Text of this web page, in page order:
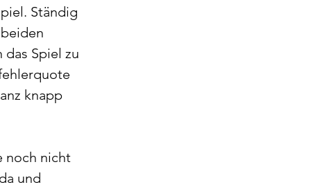
Ständig
Spiel zu
knapp
noch nicht
und